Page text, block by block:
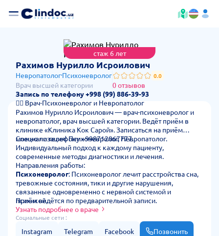
стаж 6 лет
Рахимов Нурилло Исроилович
НевропатологПсихоневролог
Врач высшей категории
0.0
0 отзывов
Запись по телефону +998 (99) 886-39-93
👨‍⚕️ Врач-Психоневролог и Невропатолог
Рахимов Нурилло Исроилович — врач-психоневролог и
невропатолог, врач высшей категории. Ведёт приём в
клинике «Клиника Кок Сарой». Записаться на приём
можно по телефону +998712067777.
Специализация: Психоневролог, Невропатолог.
Индивидуальный подход к каждому пациенту,
современные методы диагностики и лечения.
Направления работы:
Психоневролог: Психоневролог лечит расстройства сна,
тревожные состояния, тики и другие нарушения,
связанные одновременно с нервной системой и
психикой.
Невропатолог: Невропатолог лечит заболевания и
травмы нервной системы, радикулиты, невралгии,
последствия инсультов и хронические головные боли.
Приём ведётся по предварительной записи.
Узнать подробнее о враче
Социальные сети :
Instagram Telegram Facebook Позвонить